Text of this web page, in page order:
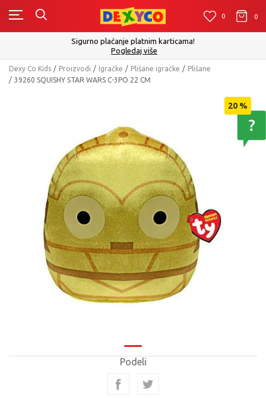
0 0
Sigurno plaćanje platnim karticama!
Pogledaj više
Dexy Co Kids Proizvodi Igračke Plišane igračke
Plišane
39260 SQUISHY STAR WARS C-3PO 22 CM
20 %
Podeli